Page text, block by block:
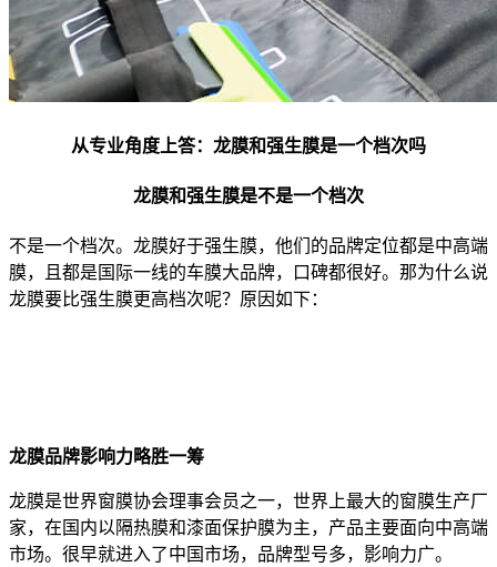
从专业角度上答：龙膜和强生膜是一个档次吗
龙膜和强生膜是不是一个档次
不是一个档次。龙膜好于强生膜，他们的品牌定位都是中高端
膜，且都是国际一线的车膜大品牌，口碑都很好。那为什么说
龙膜要比强生膜更高档次呢？原因如下：
龙膜品牌影响力略胜一筹
龙膜是世界窗膜协会理事会员之一，世界上最大的窗膜生产厂
家，在国内以隔热膜和漆面保护膜为主，产品主要面向中高端
市场。很早就进入了中国市场，品牌型号多，影响力广。